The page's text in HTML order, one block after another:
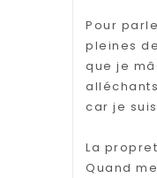
Pour
pleines
que je
car je
La
Quand